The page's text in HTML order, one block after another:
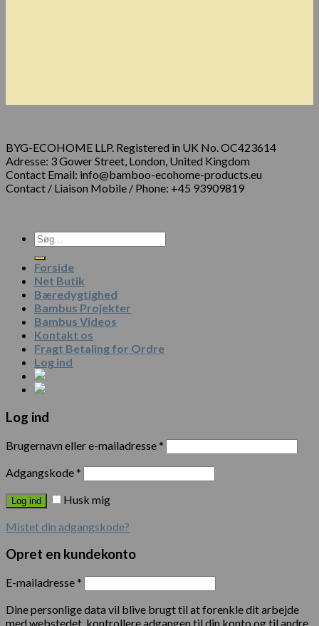
BYG-ECOHOME LLP. Registered in UK No. OC423614
Adresse: 3 Gower Street, London, United Kingdom
Contact Email: info@bamboo-ecohome-products.eu
Contact / Liaison Mobile / Phone: +45 93909819
Forside
Net Butik
Bæredygtighed
Bambus Projekter
Bambus Videos
Kontakt os
Fragt Betaling for Ordre
Log ind
Log ind
Brugernavn eller e-mailadresse*
Adgangskode*
Log ind
Husk mig
Mistet din adgangskode?
Opret en kundekonto
E-mailadresse*
Dine personlige data vil blive brugt til at forenkle dit arbejde
med webstedet, kontrollere adgangen til din konto og til andre